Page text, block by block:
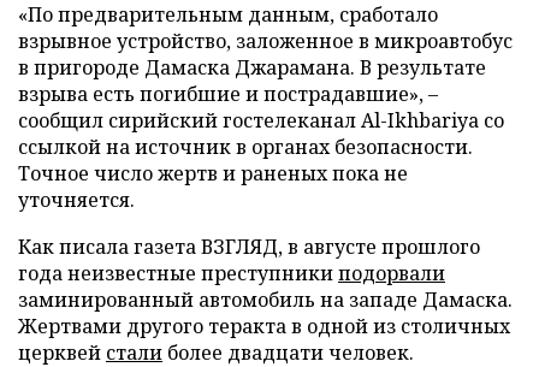
«По предварительным данным, сработало
взрывное устройство, заложенное в микроавтобус
в пригороде Дамаска Джарамана. В результате
взрыва есть погибшие и пострадавшие», –
сообщил сирийский гостелеканал Al-Ikhbariya со
ссылкой на источник в органах безопасности.
Точное число жертв и раненых пока не
уточняется.
Как писала газета ВЗГЛЯД, в августе прошлого
года неизвестные преступникиподорвали
заминированный автомобиль на западе Дамаска.
Жертвами другого теракта в одной из столичных
церквей стали более двадцати человек.